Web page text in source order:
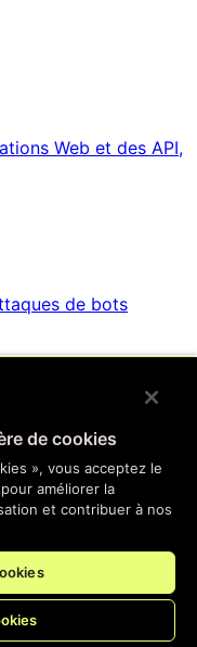
Web et des API,
de bots
d'API
de cookies
», vous acceptez le
améliorer la
et contribuer à nos